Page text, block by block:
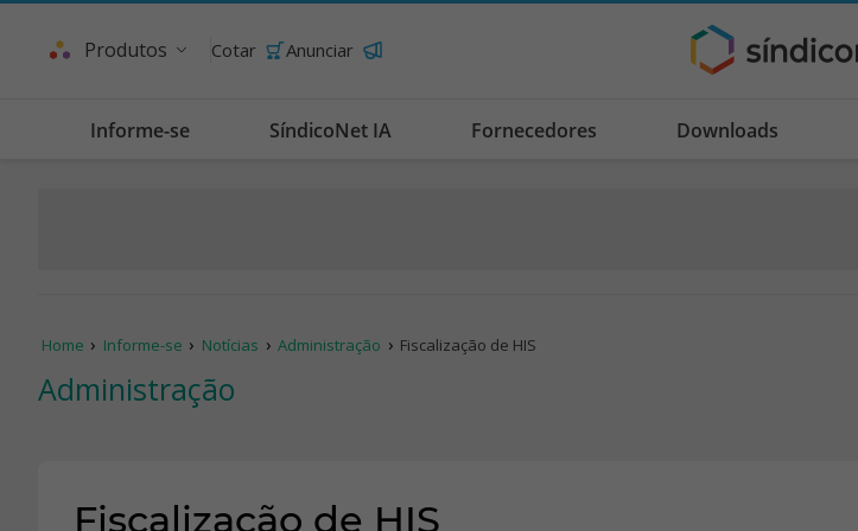
Produtos Cotar Anunciar
Informe-se SíndicoNet IA Fornecedores Downloads
Home Informe-se Notícias Administração Fiscalização de HIS
Administração
Fiscalização de HIS